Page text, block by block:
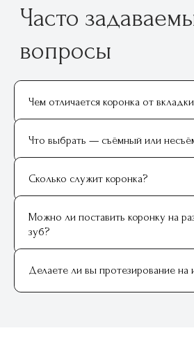
Чем отличается коронка от
Что выбрать — съёмный или
Сколько служит коронка?
Можно ли поставить коронку на
зуб?
Делаете ли вы протезирование на
ФИО
Иванов Александр Петрович
Выберите клинику